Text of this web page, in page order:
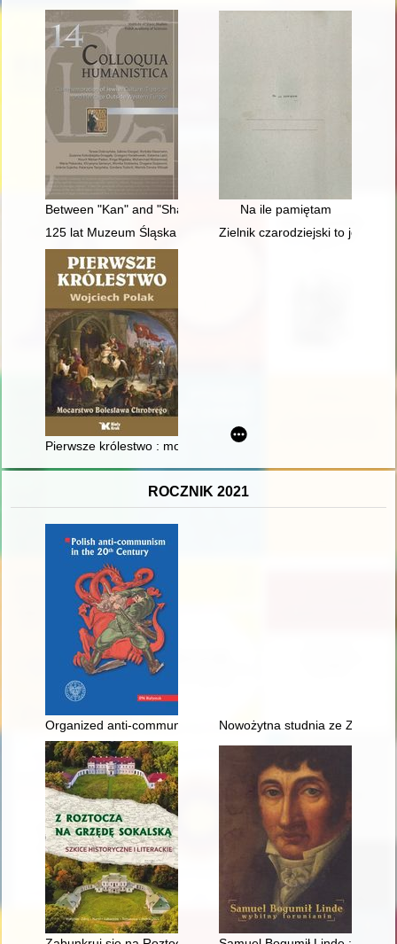
Between "Kan" and "Sham" : commemorative materiality of
Na ile pamiętam
125 lat Muzeum Śląska OpolskiegoZielnik czarodziejski to jest
Pierwsze królestwo : mocarstwo Bolesława Chrobrego
ROCZNIK 2021
Organized anti-communist social initiatives in the Second
Nowożytna studnia ze